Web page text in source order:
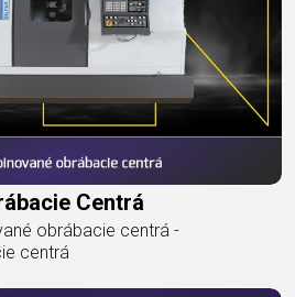
Centrá
obrábacie centrá -
centrá